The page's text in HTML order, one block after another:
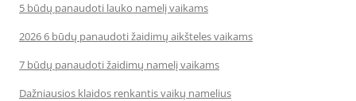
5 būdų panaudoti lauko namelį vaikams
2026 6 būdų panaudoti žaidimų aikšteles vaikams
7 būdų panaudoti žaidimų namelį vaikams
Dažniausios klaidos renkantis vaikų namelius